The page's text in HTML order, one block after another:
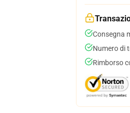
Consegna
Numero di
Rimborso